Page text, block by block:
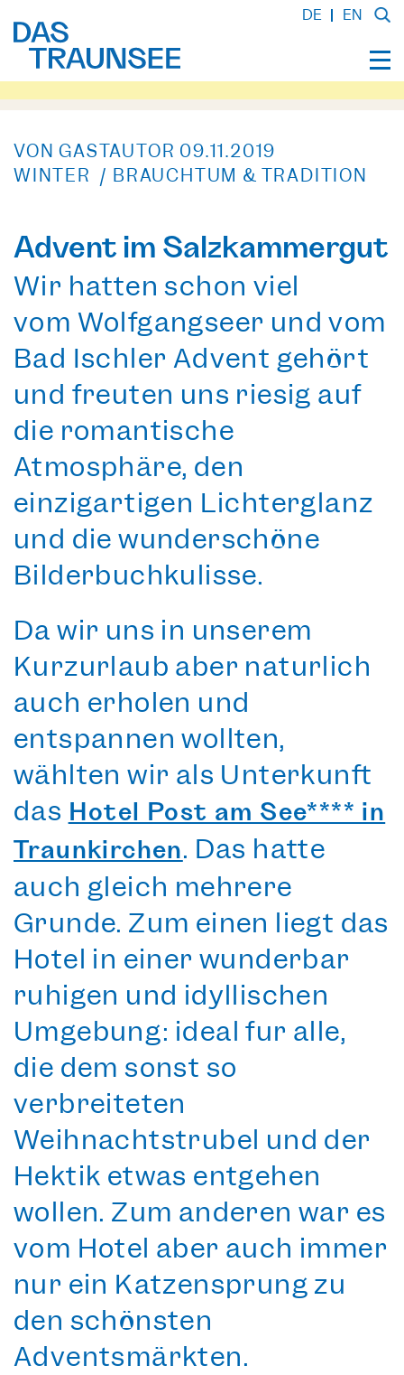
DE EN
VON GASTAUTOR 09.11.2019
WINTER / BRAUCHTUM & TRADITION
Advent im Salzkammergut
Wir hatten schon viel
vom Wolfgangseer und vom
Bad Ischler Advent gehört
und freuten uns riesig auf
die romantische
Atmosphäre, den
einzigartigen Lichterglanz
und die wunderschöne
Bilderbuchkulisse.
Da wir uns in unserem
Kurzurlaub aber natürlich
auch erholen und
entspannen wollten,
wählten wir als Unterkunft
das Hotel Post am See**** in
Traunkirchen. Das hatte
auch gleich mehrere
Gründe. Zum einen liegt das
Hotel in einer wunderbar
ruhigen und idyllischen
Umgebung: ideal für alle,
die dem sonst so
verbreiteten
Weihnachtstrubel und der
Hektik etwas entgehen
wollen. Zum anderen war es
vom Hotel aber auch immer
nur ein Katzensprung zu
den schönsten
Adventsmärkten.